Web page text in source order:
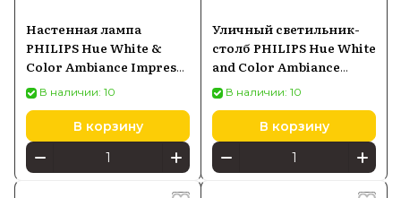
Настенная лампа
PHILIPS Hue White &
Color Ambiance Impress
черный 1743030P7
В наличии: 10
В корзину
Уличный светильник-
столб PHILIPS Hue White
and Color Ambiance
Impress черный
1743230P7
В наличии: 10
В корзину